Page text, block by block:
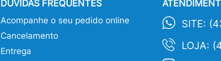
DÚVIDAS FREQUENTES
Acompanhe o seu pedido online
Cancelamento
Entrega
SITE:
LOJA: